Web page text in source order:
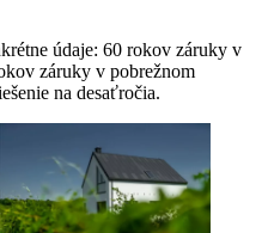
údaje: 60 rokov záruky v
záruky v pobrežnom
na desaťročia.